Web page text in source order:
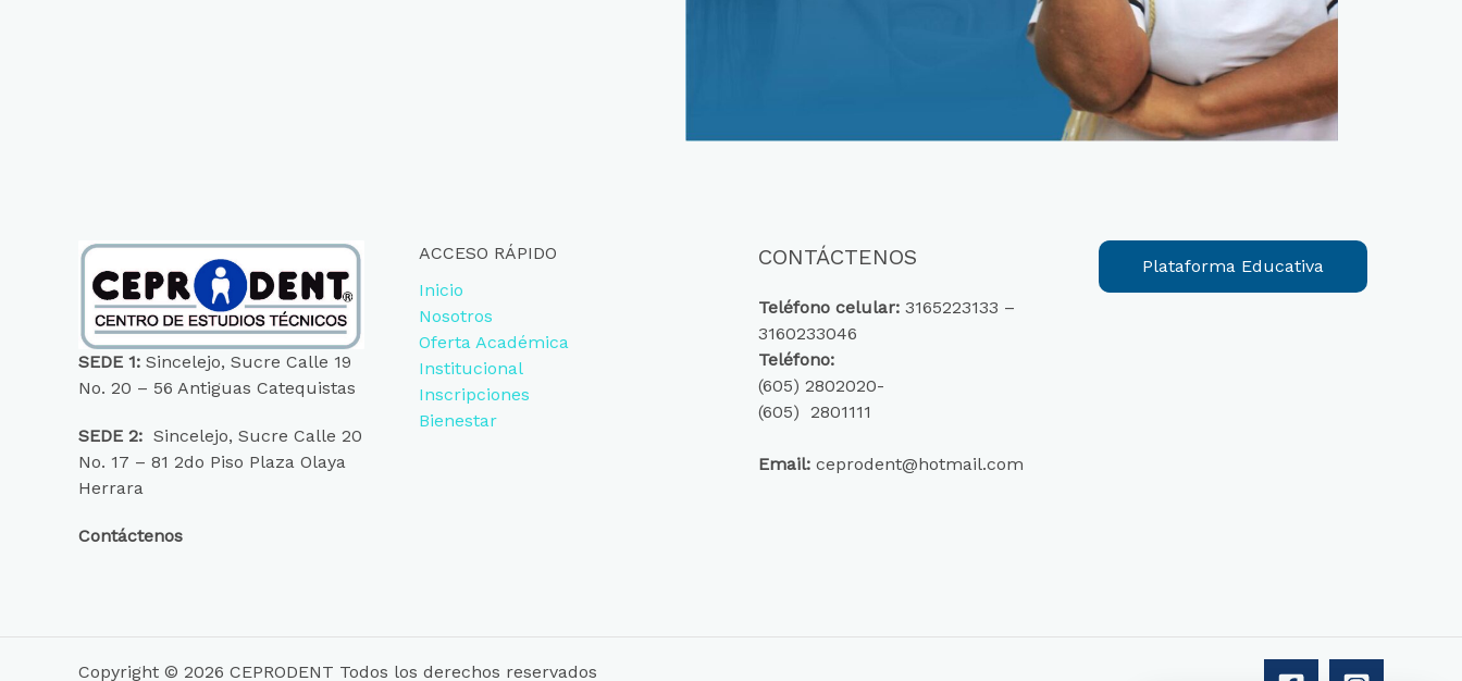
SEDE 1: Sincelejo, Sucre Calle 19
No. 20 – 56 Antiguas Catequistas
SEDE 2: Sincelejo, Sucre Calle 20
No. 17 – 81 2do Piso Plaza Olaya
Herrara
Contáctenos
ACCESO RÁPIDO
Inicio
Nosotros
Oferta Académica
Institucional
Inscripciones
Bienestar
CONTÁCTENOS
Teléfono celular: 3165223133 –
3160233046
Teléfono:
(605) 2802020-
(605) 2801111
Email: ceprodent@hotmail.com
Plataforma Educativa
Copyright © 2026 CEPRODENT Todos los derechos reservados